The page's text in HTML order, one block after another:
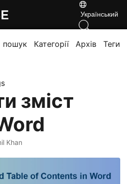
Український
пошук Категорії Архів Теги
зміст
Khan